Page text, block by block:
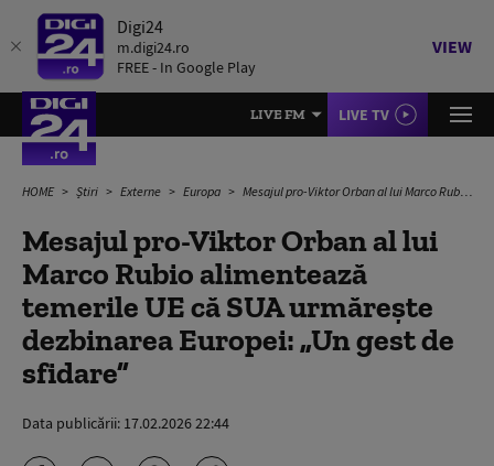
Digi24
m.digi24.ro
FREE - In Google Play
VIEW
LIVE FM LIVE TV
HOME Știri Externe Europa Mesajul pro-Viktor Orban al lui Marco Rubio alimentează temerile UE că SUA urmărește dezbinarea Europei: „Un gest de sfidare”
Mesajul pro-Viktor Orban al lui
Marco Rubio alimentează
temerile UE că SUA urmărește
dezbinarea Europei: „Un gest de
sfidare”
Data publicării: 17.02.2026 22:44